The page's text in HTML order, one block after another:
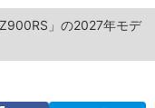
」の2027年モデ